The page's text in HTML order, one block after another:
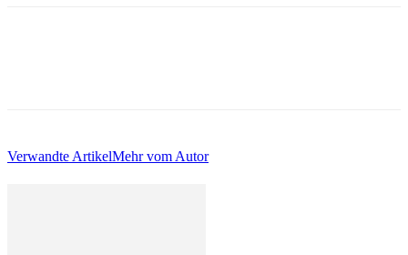
Verwandte ArtikelMehr vom Autor